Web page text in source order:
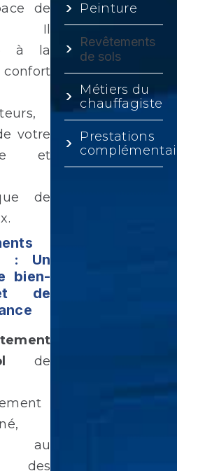
de
Il
à la
votre
et
de
: Un
bien-
de
de
au
des
Peinture
Revêtements
de sols
Métiers du
chauffagiste
Prestations
complémentaires